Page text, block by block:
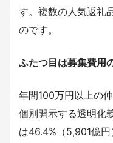
す。複数の人気返礼
のです。
ふたつ目は募集費用
年間100万円以上の
個別開示する透明化
は46.4%（5,901億